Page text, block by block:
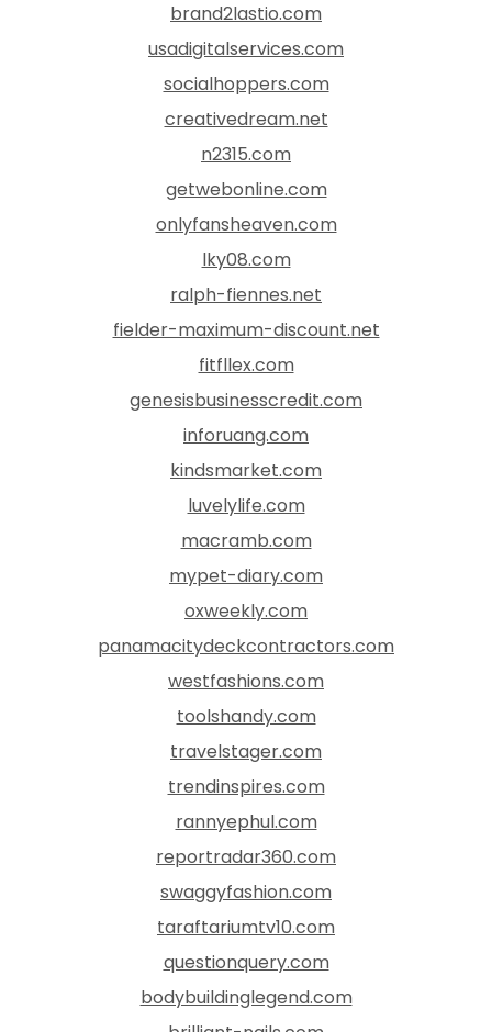
brand2lastio.com
usadigitalservices.com
socialhoppers.com
creativedream.net
n2315.com
getwebonline.com
onlyfansheaven.com
lky08.com
ralph-fiennes.net
fielder-maximum-discount.net
fitfllex.com
genesisbusinesscredit.com
inforuang.com
kindsmarket.com
luvelylife.com
macramb.com
mypet-diary.com
oxweekly.com
panamacitydeckcontractors.com
westfashions.com
toolshandy.com
travelstager.com
trendinspires.com
rannyephul.com
reportradar360.com
swaggyfashion.com
taraftariumtv10.com
questionquery.com
bodybuildinglegend.com